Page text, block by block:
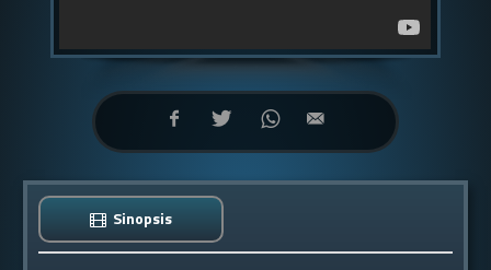
Sinopsis